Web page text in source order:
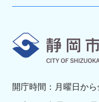
開庁時間：月曜日か